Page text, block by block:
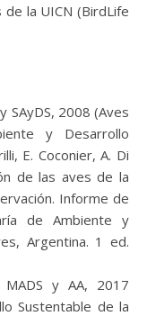
de la UICN (BirdLife
SAyDS, 2008 (Aves
y Desarrollo
E. Coconier, A. Di
de las aves de la
Informe de
de Ambiente y
Argentina. 1 ed.
MADS y AA, 2017
Sustentable de la